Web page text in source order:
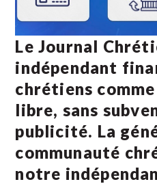
Le Journal
indépendant
chrétiens
libre, sans
publicité. La
communauté
notre